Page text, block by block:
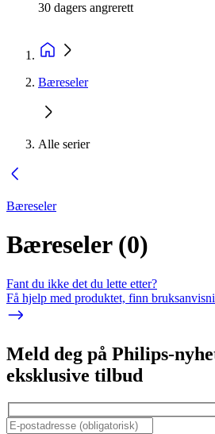
30 dagers angrerett
Bæreseler
Alle serier
Bæreseler
Bæreseler(0)
Fant du ikke det du lette etter?
Få hjelp med produktet, finn
Meld deg på Philips-
eksklusive tilbud